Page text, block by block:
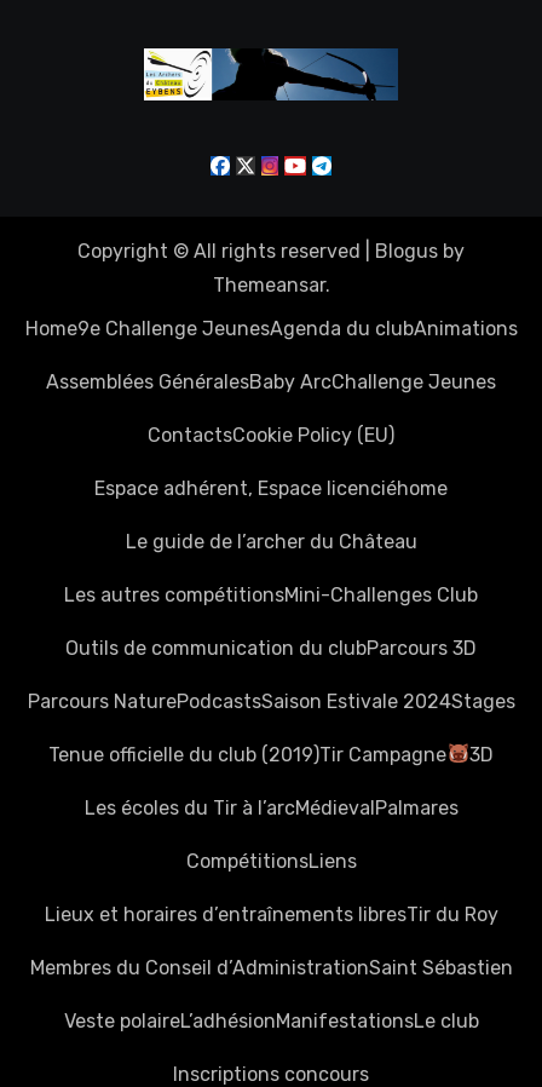
Copyright © All rights reserved Blogus by
Themeansar.
Home9e Challenge JeunesAgenda du clubAnimations
Assemblées GénéralesBaby ArcChallenge Jeunes
ContactsCookie Policy (EU)
Espace adhérent, Espace licenciéhome
Le guide de l’archer du Château
Les autres compétitionsMini-Challenges Club
Outils de communication du clubParcours 3D
Parcours NaturePodcastsSaison Estivale 2024Stages
Tenue officielle du club (2019)Tir Campagne 3D
Les écoles du Tir à l’arcMédievalPalmares
CompétitionsLiens
Lieux et horaires d’entraînements libresTir du Roy
Membres du Conseil d’AdministrationSaint Sébastien
Veste polaireL’adhésionManifestationsLe club
Inscriptions concours